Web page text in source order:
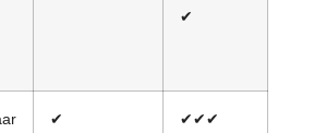
✔
✔ ✔✔✔